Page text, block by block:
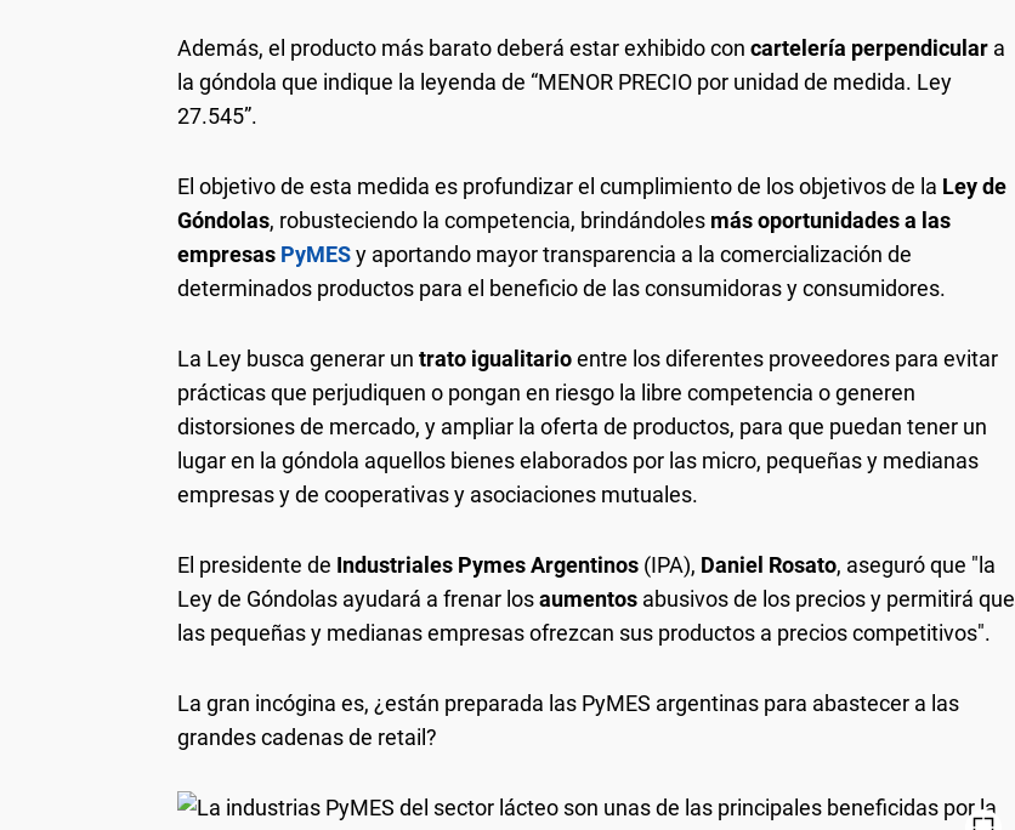
Además, el producto más barato deberá estar exhibido con cartelería perpendicular a
la góndola que indique la leyenda de “MENOR PRECIO por unidad de medida. Ley
27.545”.
El objetivo de esta medida es profundizar el cumplimiento de los objetivos de la Ley de
Góndolas, robusteciendo la competencia, brindándoles más oportunidades a las
empresas PyMESy aportando mayor transparencia a la comercialización de
determinados productos para el beneficio de las consumidoras y consumidores.
La Ley busca generar un trato igualitarioentre los diferentes proveedores para evitar
prácticas que perjudiquen o pongan en riesgo la libre competencia o generen
distorsiones de mercado, y ampliar la oferta de productos, para que puedan tener un
lugar en la góndola aquellos bienes elaborados por las micro, pequeñas y medianas
empresas y de cooperativas y asociaciones mutuales.
El presidente de Industriales Pymes Argentinos (IPA), Daniel Rosato, aseguró que "la
Ley de Góndolas ayudará a frenar losaumentos abusivos de los precios y permitirá que
las pequeñas y medianas empresas ofrezcan sus productos a precios competitivos".
La gran incógina es, ¿están preparada las PyMES argentinas para abastecer a las
grandes cadenas de retail?